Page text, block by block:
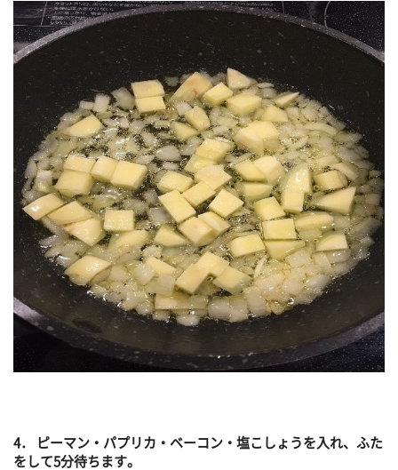
4． ピーマン・パプリカ・ベーコン・塩こしょうを入れ、ふた
をして5分待ちます。